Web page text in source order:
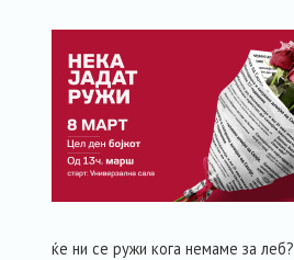
ќе ни се ружи кога немаме за леб?